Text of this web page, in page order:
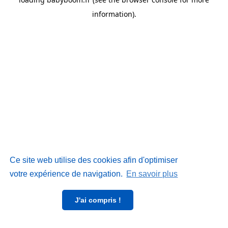
Ce site web utilise des cookies afin d'optimiser
votre expérience de navigation. En savoir plus
J'ai compris !
information).